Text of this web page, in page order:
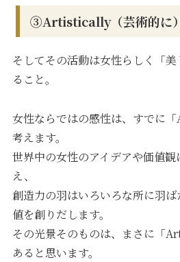
③Artistically（芸術的に）
そしてその活動は女性らしく「
ること。
女性ならではの感性は、すでに
考えます。
世界中の女性のアイデアや価値
え、
創造力の羽はいろいろな所に羽
値を創りだします。
その光景そのものは、まさに「
あると思います。